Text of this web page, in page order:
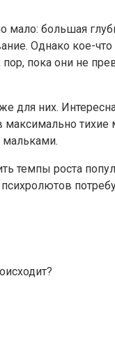
мало: большая
Однако кое-
пока они не
для них.
мальками.
темпы роста